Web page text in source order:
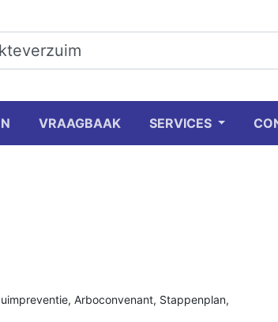
VRAAGBAAK SERVICES
, Arboconvenant, Stappenplan,